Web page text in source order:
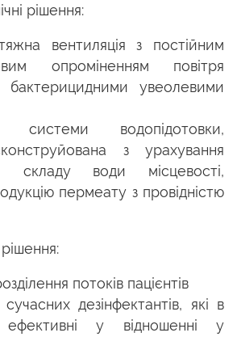
рішення:
вентиляція з постійним
опроміненням повітря
бактерицидними увеолевими
системи водопідотовки,
з урахування
складу води місцевості,
пермеату з провідністю
потоків пацієнтів
дезінфектантів, які в
у відношенні у